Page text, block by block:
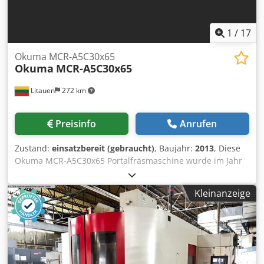
1 / 17
Litauen 272 km
Okuma MCR-A5C30x65
Okuma MCR-A5C30x65
Preisinfo Anrufen
Zustand: einsatzbereit (gebraucht), Baujahr: 2013, Diese
Okuma MCR-A5C30x65 Portalfräsmaschine wurde im Jahr
2013 hergestellt. Sie verfügt über eine robuste 100-mm-
Spindel mit einer Drehzahl von bis zu 4000 min-¹ und kann
eine maximale Werkstückgröße von 2540 mm x 5540 mm
aufnehmen. Auf ihrem 2500 × 6300 mm großen Tisch trägt
die Maschine stolze 30.000 kg. Ideal für schwere
Fräsarbeiten mit einem Eilgang von 20.000 mm/min.
Kontaktieren Sie uns für weitere Informationen zu dieser
Maschine. Maschinenvorteile Technische
Kleinanzeige